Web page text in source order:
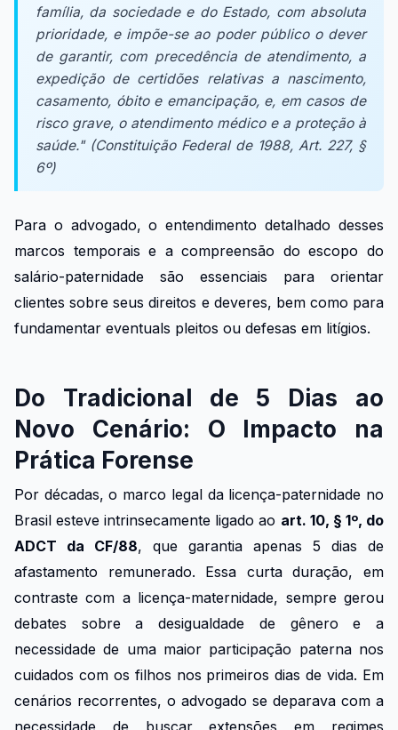
família, da sociedade e do Estado, com absoluta
prioridade, e impõe-se ao poder público o dever
de garantir, com precedência de atendimento, a
expedição de certidões relativas a nascimento,
casamento, óbito e emancipação, e, em casos de
risco grave, o atendimento médico e a proteção à
saúde." (Constituição Federal de 1988, Art. 227, §
6º)
Para o advogado, o entendimento detalhado desses
marcos temporais e a compreensão do escopo do
salário-paternidade são essenciais para orientar
clientes sobre seus direitos e deveres, bem como para
fundamentar eventuals pleitos ou defesas em litígios.
Do Tradicional de 5 Dias ao
Novo Cenário: O Impacto na
Prática Forense
Por décadas, o marco legal da licença-paternidade no
Brasil esteve intrinsecamente ligado ao art. 10, § 1º, do
ADCT da CF/88, que garantia apenas 5 dias de
afastamento remunerado. Essa curta duração, em
contraste com a licença-maternidade, sempre gerou
debates sobre a desigualdade de gênero e a
necessidade de uma maior participação paterna nos
cuidados com os filhos nos primeiros dias de vida. Em
cenários recorrentes, o advogado se deparava com a
necessidade de buscar extensões em regimes